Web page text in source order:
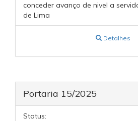
conceder avanço de nivel a
de Lima
Detalhes
Portaria 15/2025
Status: